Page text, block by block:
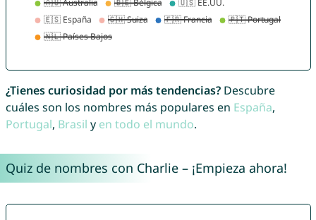
¿Tienes curiosidad por más tendencias?Descubre
cuáles son los nombres más populares en España,
Portugal, Brasil y en todo el mundo.
Quiz de nombres con Charlie – ¡Empieza ahora!